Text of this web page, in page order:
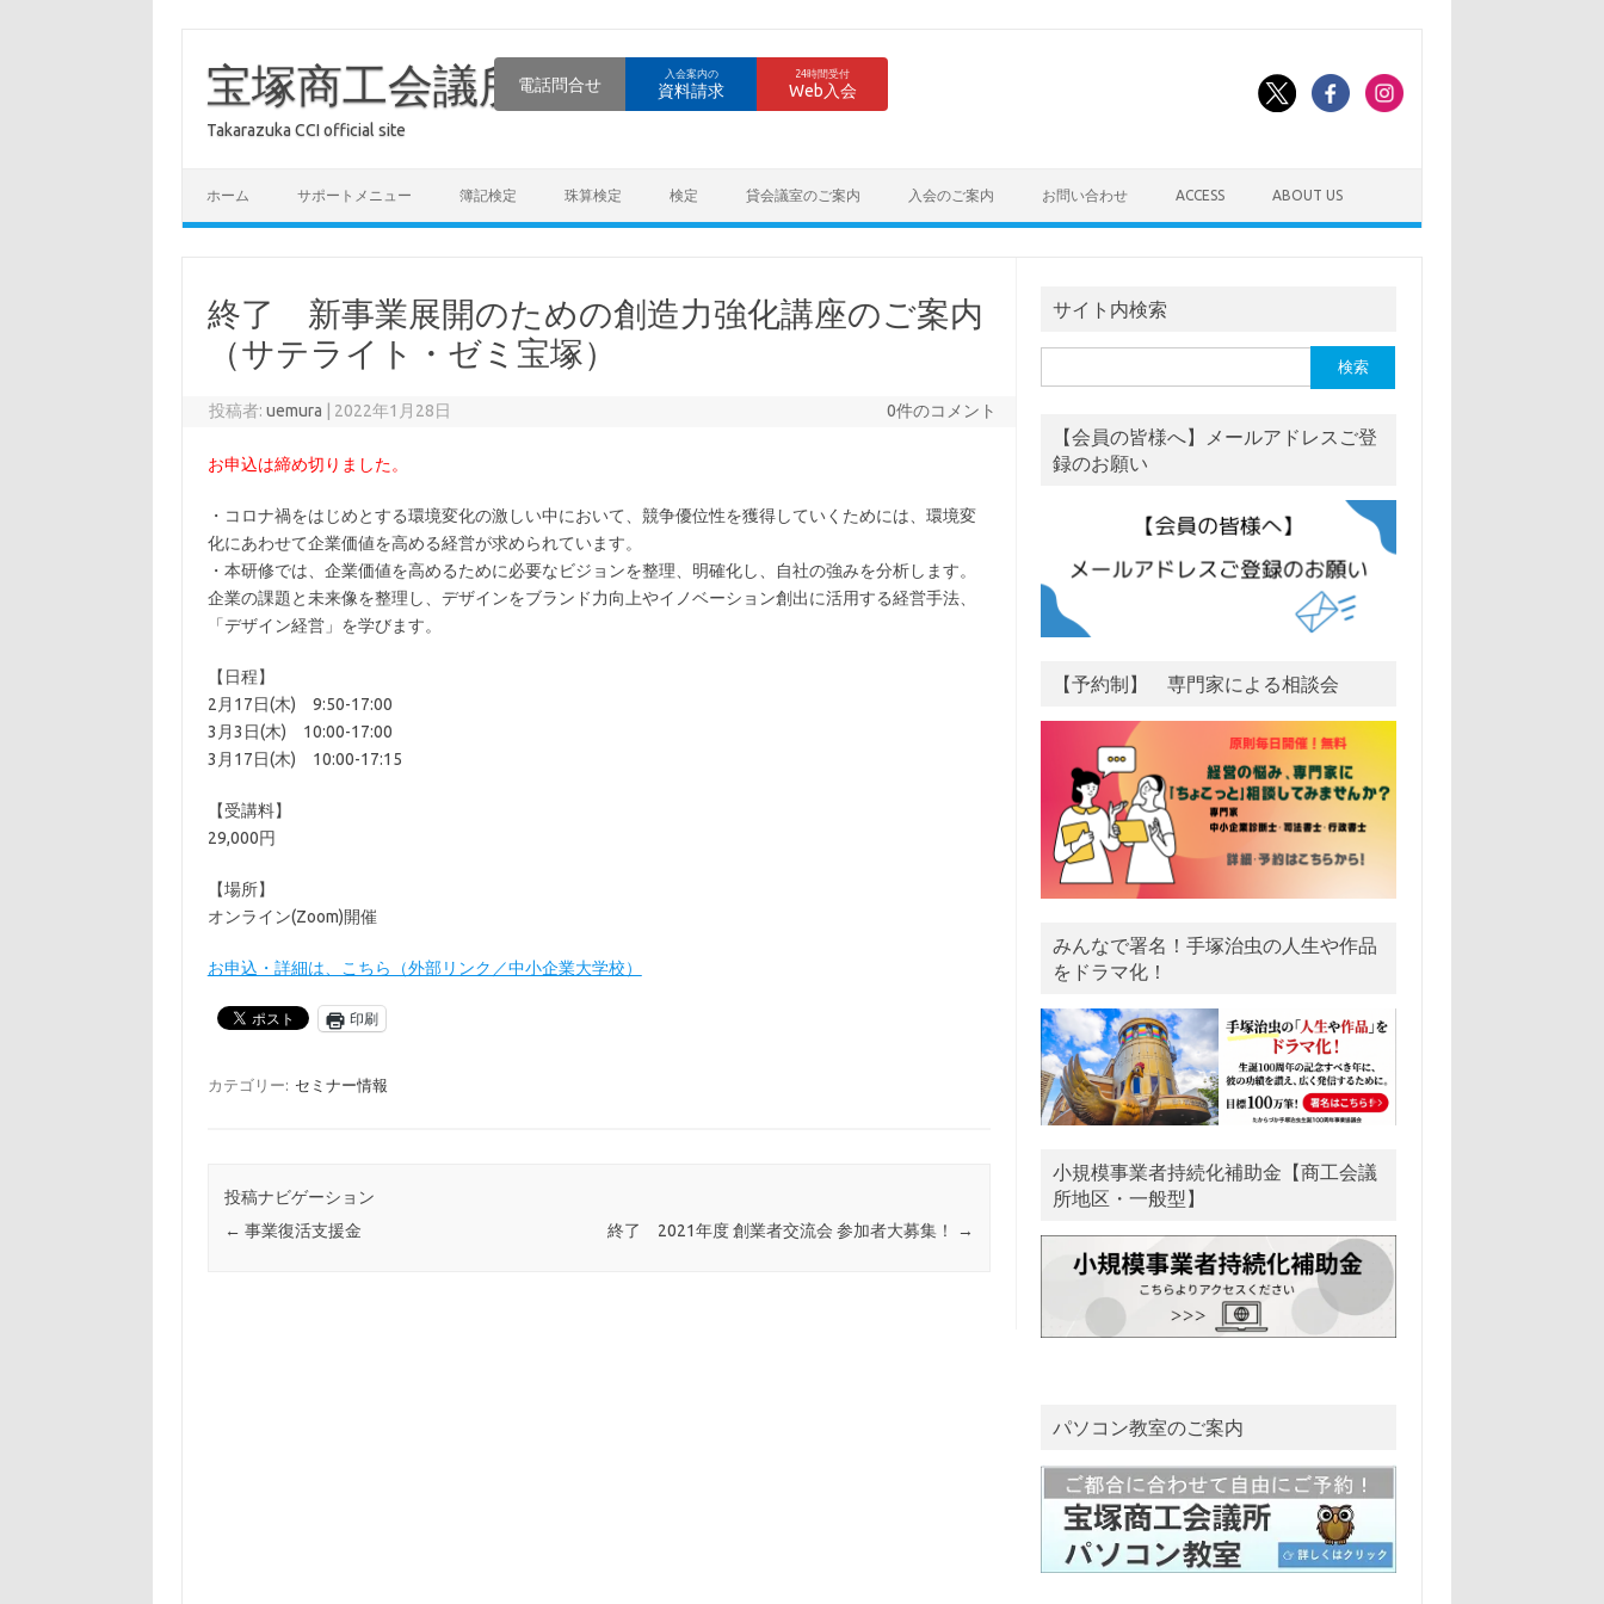
電話問合せ
入会案内の
資料請求
24時間受付
Web入会
宝塚商工会議所
Takarazuka CCI official site
ホーム サポートメニュー 簿記検定 珠算検定 検定 貸会議室のご案内 入会のご案内 お問い合わせ ACCESS ABOUT US
終了 新事業展開のための創造力強化講座のご案内
（サテライト・ゼミ宝塚）
投稿者:uemura 2022年1月28日 0件のコメント
お申込は締め切りました。
・コロナ禍をはじめとする環境変化の激しい中において、競争優位性を獲得していくためには、環境変
化にあわせて企業価値を高める経営が求められています。
・本研修では、企業価値を高めるために必要なビジョンを整理、明確化し、自社の強みを分析します。
企業の課題と未来像を整理し、デザインをブランド力向上やイノベーション創出に活用する経営手法、
「デザイン経営」を学びます。
【日程】
2月17日(木) 9:50-17:00
3月3日(木) 10:00-17:00
3月17日(木) 10:00-17:15
【受講料】
29,000円
【場所】
オンライン(Zoom)開催
お申込・詳細は、こちら（外部リンク／中小企業大学校）
印刷
カテゴリー: セミナー情報
投稿ナビゲーション
← 事業復活支援金 終了 2021年度 創業者交流会 参加者大募集！ →
サイト内検索
索:
【会員の皆様へ】メールアドレスご登
録のお願い
【予約制】 専門家による相談会
みんなで署名！手塚治虫の人生や作品
をドラマ化！
小規模事業者持続化補助金【商工会議
所地区・一般型】
パソコン教室のご案内